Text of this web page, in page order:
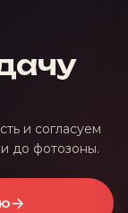
и согласуем
до фотозоны.